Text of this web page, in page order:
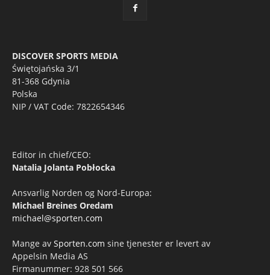
DISCOVER SPORTS MEDIA
Świętojańska 3/1
81-368 Gdynia
Polska
NIP / VAT Code: 7822654346
Editor in chief/CEO:
Natalia Jolanta Pobłocka
Ansvarlig Norden og Nord-Europa:
Michael Breines Oredam
michael@sporten.com
Mange av Sporten.com sine tjenester er levert av
Appelsin Media AS
Firmanummer: 928 501 566